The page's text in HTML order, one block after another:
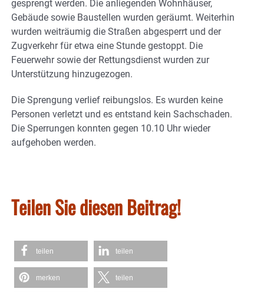
gesprengt werden. Die anliegenden Wohnhäuser,
Gebäude sowie Baustellen wurden geräumt. Weiterhin
wurden weiträumig die Straßen abgesperrt und der
Zugverkehr für etwa eine Stunde gestoppt. Die
Feuerwehr sowie der Rettungsdienst wurden zur
Unterstützung hinzugezogen.
Die Sprengung verlief reibungslos. Es wurden keine
Personen verletzt und es entstand kein Sachschaden.
Die Sperrungen konnten gegen 10.10 Uhr wieder
aufgehoben werden.
Teilen Sie diesen Beitrag!
teilen teilen
merken teilen